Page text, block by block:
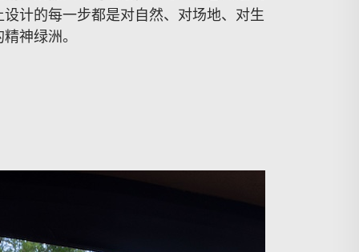
计的每一步都是对自然、对场地、对生
神绿洲。